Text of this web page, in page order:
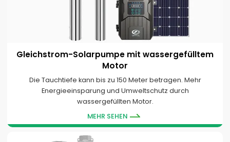
Gleichstrom-Solarpumpe mit wassergefülltem
Motor
Die Tauchtiefe kann bis zu 150 Meter betragen. Mehr
Energieeinsparung und Umweltschutz durch
wassergefüllten Motor.
MEHR SEHEN